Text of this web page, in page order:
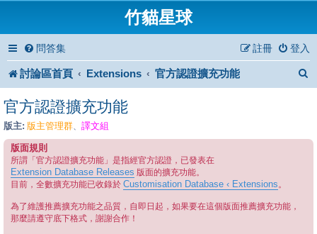
竹貓星球
問答集 登入
註冊
討論區首頁 Extensions 官方認證擴充功能
官方認證擴充功能
版主: 版主管理群、 譯文組
版面規則
所謂「官方認證擴充功能」是指經官方認證，已發表在
Extension Database Releases 版面的擴充功能。
目前，全數擴充功能已收錄於 Customisation Database ‹ Extensions。
為了維護推薦擴充功能之品質，自即日起，如果要在這個版面推薦擴充功能，
那麼請遵守底下格式，謝謝合作！